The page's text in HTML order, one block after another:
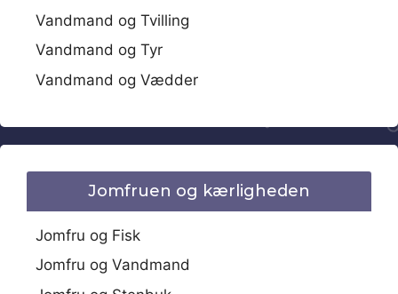
Vandmand og Tvilling
Vandmand og Tyr
Vandmand og Vædder
Jomfruen og kærligheden
Jomfru og Fisk
Jomfru og Vandmand